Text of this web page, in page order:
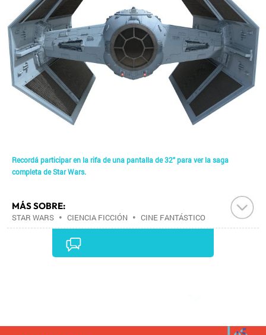
Recordá participar en la rifa de una pantalla de 32" para ver la saga
completa de Star Wars.
MÁS SOBRE:
STAR WARS • CIENCIA FICCIÓN • CINE FANTÁSTICO
SAGAS CINE•PELÍCULAS•CINE•